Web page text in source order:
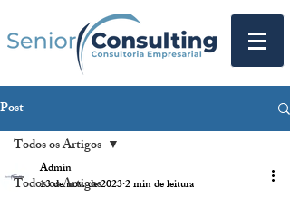
Post
Todos os Artigos
Todos os Artigos
Admin
13 de nov. de 20232 min de leitura